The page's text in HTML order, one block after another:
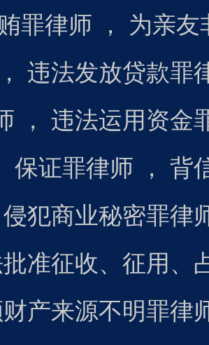
罪律师 ，
为亲友
，
违法发放贷款罪
，
违法运用资金
保证罪律师
，
背
侵犯商业秘密罪律
准征收、征用、
财产来源不明罪律